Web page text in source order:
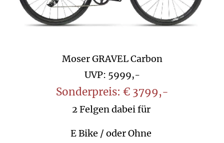
Moser GRAVEL Carbon
UVP: 5999,-
Sonderpreis: € 3799,-
2 Felgen dabei für
E Bike / oder Ohne